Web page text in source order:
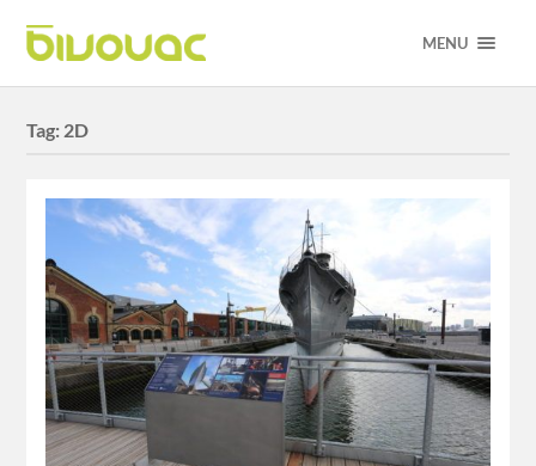
MENU
Tag: 2D